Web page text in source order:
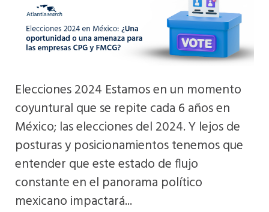
Elecciones 2024 Estamos en un momento
coyuntural que se repite cada 6 años en
México; las elecciones del 2024. Y lejos de
posturas y posicionamientos tenemos que
entender que este estado de flujo
constante en el panorama político
mexicano impactará...